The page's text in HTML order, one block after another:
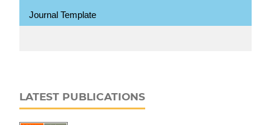
Journal Template
LATEST PUBLICATIONS